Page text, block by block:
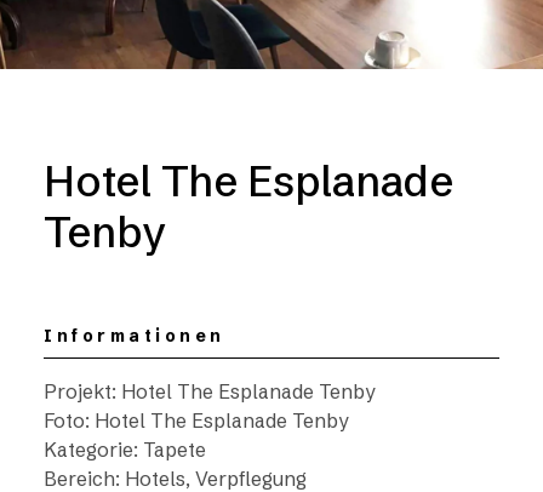
Hotel The Esplanade
Tenby
Informationen
Projekt: Hotel The Esplanade Tenby
Foto: Hotel The Esplanade Tenby
Kategorie: Tapete
Bereich: Hotels, Verpflegung